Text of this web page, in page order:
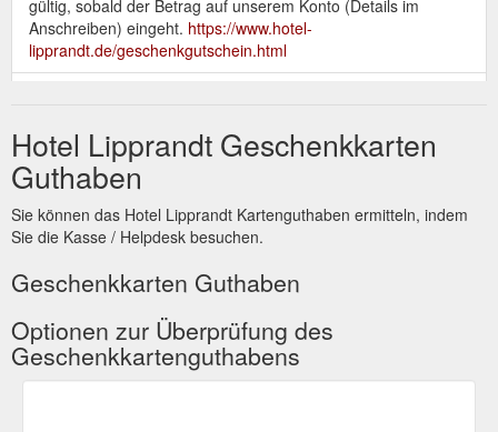
gültig, sobald der Betrag auf unserem Konto (Details im
Anschreiben) eingeht. https://www.hotel-
lipprandt.de/geschenkgutschein.html
Kontakt Karriere Weiterempfehlung Geschenkgutschein
Impressum Datenschutz Hausprospekt Wellnessprospekt.
https://www.hotel-lipprandt.de/kontakt/kontakt-antwort.html
Ups, Seite nicht gefunden! | Hotel Lipprandt
Geschenkgutschein;
Hotel Lipprandt. Halbinselstraße 65 D-88142 Wasserburg (B)
Tel: +49 (0)8382/ 9876-0 Fax: +49 (0)8382/ 887245
info@hotel-lipprandt.de. Bewertungen. Sitemap. Hotel
Wasserburg Restaurant Arrangements Wellness Umgebung
Kontakt Karriere Weiterempfehlung Geschenkgutschein
Impressum Datenschutz Hausprospekt Wellnessprospekt.
https://www.hotel-lipprandt.de/0.html
Hotel Lipprandt Geschenkkarten
Guthaben
Sie können das Hotel Lipprandt Kartenguthaben ermitteln, indem
Sie die Kasse / Helpdesk besuchen.
Geschenkkarten Guthaben
Optionen zur Überprüfung des
Geschenkkartenguthabens